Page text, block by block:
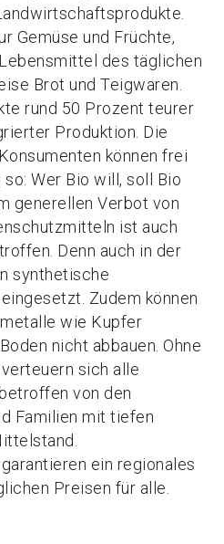
Gemüse und Früchte,
des täglichen
Brot und Teigwaren.
rund 50 Prozent teurer
Produktion. Die
können frei
Wer Bio will, soll Bio
generellen Verbot von
ist auch
Denn auch in der
synthetische
Zudem können
wie Kupfer
nicht abbauen. Ohne
sich alle
von den
Familien mit tiefen
ein regionales
Preisen für alle.